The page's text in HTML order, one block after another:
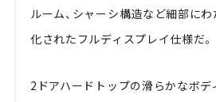
ルーム、シャーシ構造など細部に
化されたフルディスプレイ仕様だ。
2ドアハードトップの滑らかなボ